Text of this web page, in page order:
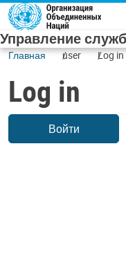
Skip to main content
Управление
Главная user Log in
Log in
Войти